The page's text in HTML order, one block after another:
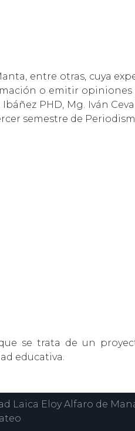
entre otras, cuya
o emitir opiniones
PHD, Mg. Iván
semestre de
se trata de un
educativa.
Laica Eloy Alfaro de